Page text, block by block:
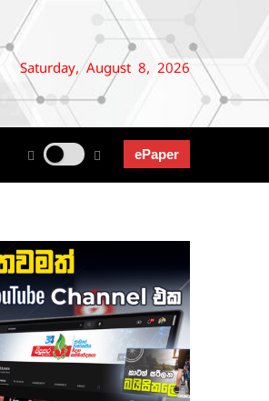
Saturday, August 8, 2026
ePaper